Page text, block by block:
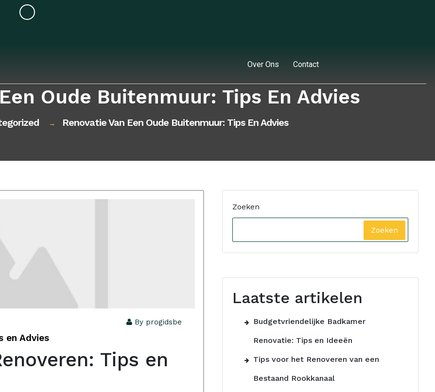
Over Ons Contact
Oude Buitenmuur: Tips En Advies
→ Renovatie Van Een Oude Buitenmuur: Tips En Advies
By progidsbe
en Advies
Tips en
Zoeken
Zoeken
Laatste artikelen
Budgetvriendelijke Badkamer
Renovatie: Tips en Ideeën
Tips voor het Renoveren van een
Bestaand Rookkanaal